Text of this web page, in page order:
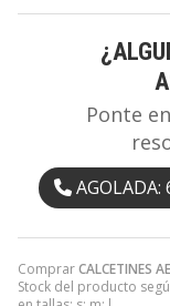
ComprarCALCETINES
Stock del producto
Ponte
AGOLADA: